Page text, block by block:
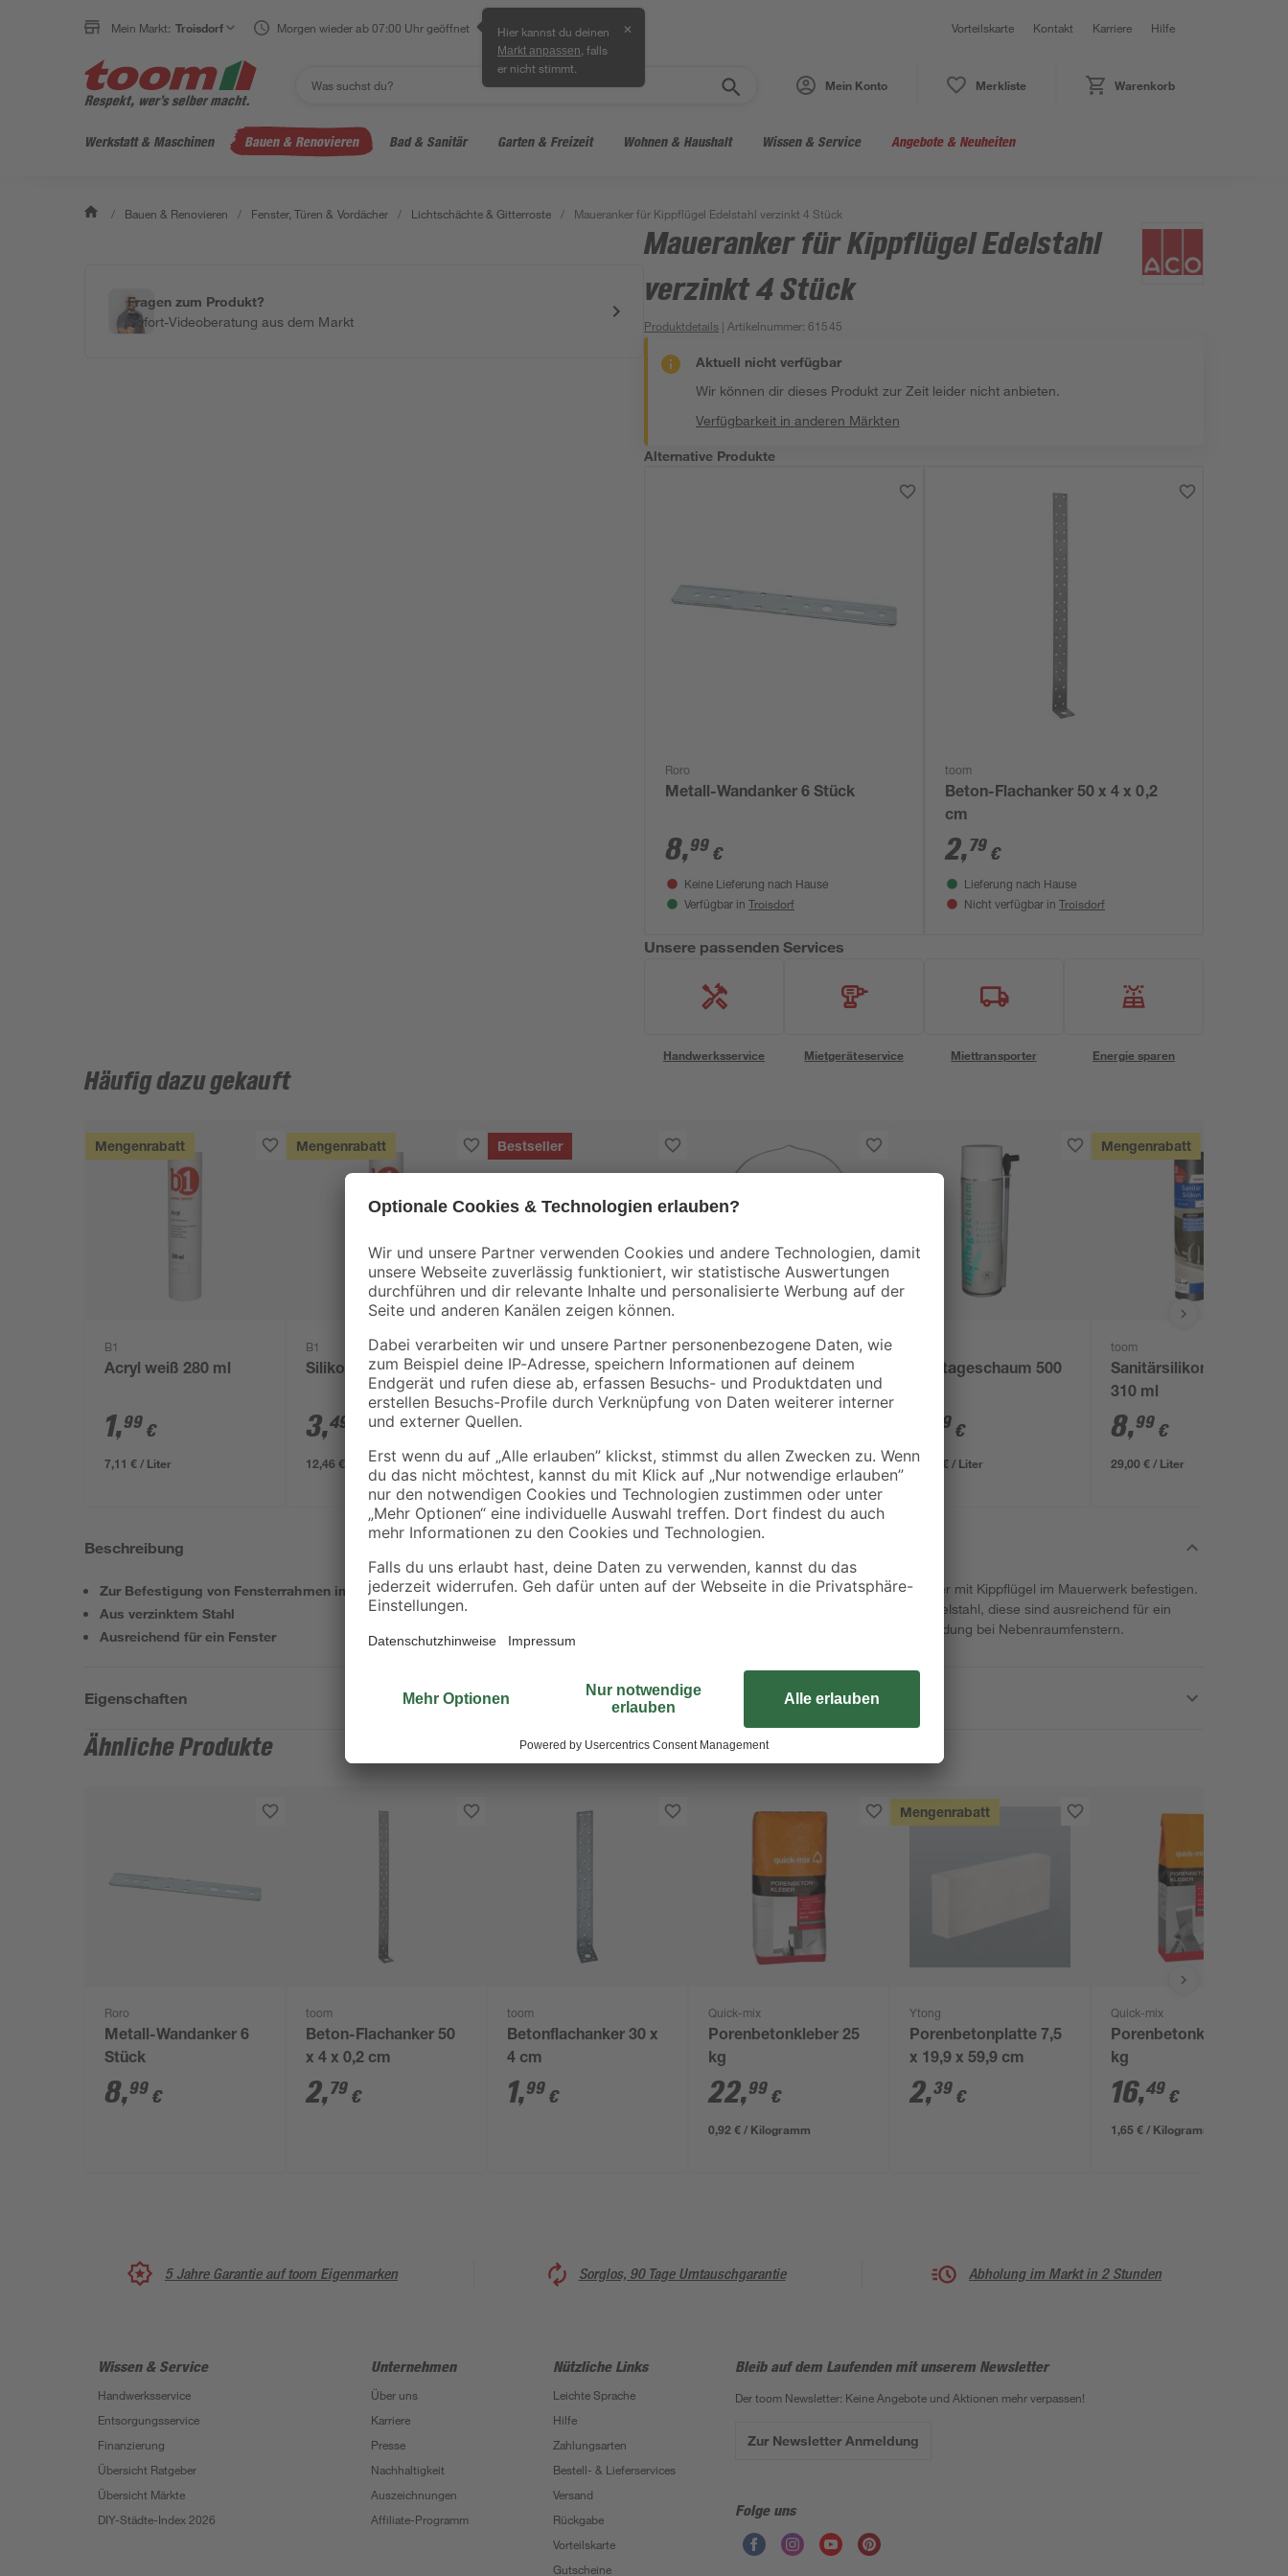
Mein Markt: Troisdorf Morgen wieder ab 07:00 Uhr geöffnet Hier kannst du deinen
Markt anpassen , falls
er nicht stimmt.
✕ Vorteilskarte Kontakt Karriere Hilfe
Mein Konto Merkliste Warenkorb
Werkstatt & Maschinen Bauen & Renovieren Bad & Sanitär Garten & Freizeit Wohnen & Haushalt Wissen & Service Angebote & Neuheiten
/ Bauen & Renovieren / Fenster, Türen & Vordächer / Lichtschächte & Gitterroste / Maueranker für Kippflügel Edelstahl verzinkt 4 Stück
Fragen zum Produkt?
Sofort-Videoberatung aus dem Markt
Maueranker für Kippflügel Edelstahl
verzinkt 4 Stück
Produktdetails | Artikelnummer:61545
Aktuell nicht verfügbar
Wir können dir dieses Produkt zur Zeit leider nicht anbieten.
Verfügbarkeit in anderen Märkten
Alternative Produkte
Roro
Metall-Wandanker 6 Stück
8,99 €
Keine Lieferung nach Hause
Verfügbar in Troisdorf
toom
Beton-Flachanker 50 x 4 x 0,2
cm
2,79 €
Lieferung nach Hause
Nicht verfügbar in Troisdorf
Unsere passenden Services
Handwerksservice Mietgeräteservice Miettransporter Energie sparen
Häufig dazu gekauft
Mengenrabatt
B1
Acryl weiß 280 ml
1,99 €
7,11 € / Liter
Mengenrabatt
B1
Silikon weiß 280 ml
3,49
12,46 € / Liter
Bestseller
B1
Kartuschenpresse
230 mm
5
Baueimer 12 l
Montageschaum 500
29 €
12,58 € / Liter
Mengenrabatt
toom
Sanitärsilikon weiß
310 ml
8,99 €
29,00 € / Liter
Beschreibung
Zur Befestigung von Fensterrahmen im Mauerwerk
Aus verzinktem Stahl
Ausreichend für ein Fenster
Mit dem Maueranker von Aco lassen sich Fenster mit Kippflügel im Mauerwerk befestigen.
Sie erhalten vier Maueranker aus verzinktem Edelstahl, diese sind ausreichend für ein
Fenster. Die Maueranker eignen sich zur Anwendung bei Nebenraumfenstern.
Eigenschaften
Ähnliche Produkte
Roro
Metall-Wandanker 6
Stück
8,99 €
toom
Beton-Flachanker 50
x 4 x 0,2 cm
2,79 €
toom
Betonflachanker 30 x
4 cm
1,99 €
Quick-mix
Porenbetonkleber 25
kg
22,99 €
0,92 € / Kilogramm
Mengenrabatt
Ytong
Porenbetonplatte 7,5
x 19,9 x 59,9 cm
2,39 €
Quick-mix
Porenbetonkleber 10
kg
16,49 €
1,65 € / Kilogramm
5 Jahre Garantie auf toom Eigenmarken Sorglos, 90 Tage Umtauschgarantie Abholung im Markt in 2 Stunden
Wissen & Service
Handwerksservice
Entsorgungsservice
Finanzierung
Übersicht Ratgeber
Übersicht Märkte
DIY-Städte-Index 2026
Unternehmen
Über uns
Karriere
Presse
Nachhaltigkeit
Auszeichnungen
Affiliate-Programm
Nützliche Links
Leichte Sprache
Hilfe
Zahlungsarten
Bestell- & Lieferservices
Versand
Rückgabe
Vorteilskarte
Gutscheine
Bleib auf dem Laufenden mit unserem Newsletter
Der toom Newsletter: Keine Angebote und Aktionen mehr verpassen!
Zur Newsletter Anmeldung
Folge uns